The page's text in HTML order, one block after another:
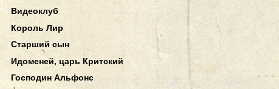
Видеоклуб
Король Лир
Старший сын
Идоменей, царь Критский
Господин Альфонс